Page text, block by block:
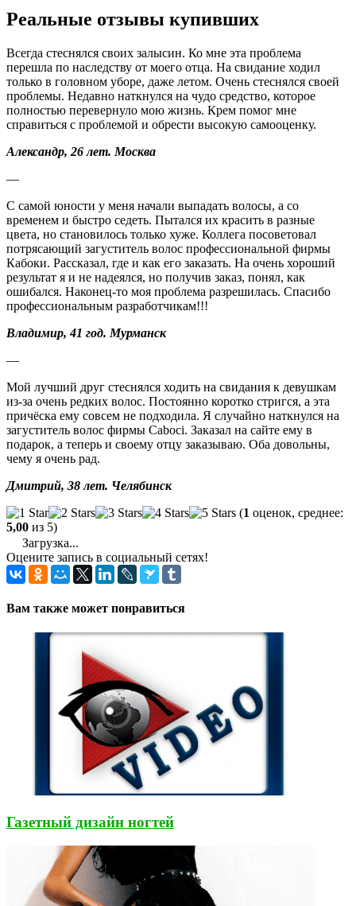
Реальные отзывы купивших
Всегда стеснялся своих залысин. Ко мне эта проблема
перешла по наследству от моего отца. На свидание ходил
только в головном уборе, даже летом. Очень стеснялся своей
проблемы. Недавно наткнулся на чудо средство, которое
полностью перевернуло мою жизнь. Крем помог мне
справиться с проблемой и обрести высокую самооценку.
Александр, 26 лет. Москва
—
С самой юности у меня начали выпадать волосы, а со
временем и быстро седеть. Пытался их красить в разные
цвета, но становилось только хуже. Коллега посоветовал
потрясающий загуститель волос профессиональной фирмы
Кабоки. Рассказал, где и как его заказать. На очень хороший
результат я и не надеялся, но получив заказ, понял, как
ошибался. Наконец-то моя проблема разрешилась. Спасибо
профессиональным разработчикам!!!
Владимир, 41 год. Мурманск
—
Мой лучший друг стеснялся ходить на свидания к девушкам
из-за очень редких волос. Постоянно коротко стригся, а эта
причёска ему совсем не подходила. Я случайно наткнулся на
загуститель волос фирмы Caboci. Заказал на сайте ему в
подарок, а теперь и своему отцу заказываю. Оба довольны,
чему я очень рад.
Дмитрий, 38 лет. Челябинск
(1 оценок, среднее:
5,00 из 5)
Загрузка...
Оцените запись в социальный сетях!
Вам также может понравиться
Газетный дизайн ногтей